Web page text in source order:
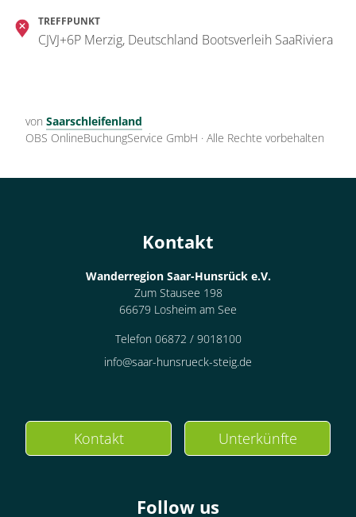
TREFFPUNKT
CJVJ+6P Merzig, Deutschland Bootsverleih SaaRiviera
von Saarschleifenland
OBS OnlineBuchungService GmbH · Alle Rechte vorbehalten
Kontakt
Wanderregion Saar-Hunsrück e.V.
Zum Stausee 198
66679 Losheim am See
Telefon 06872 / 9018100
info@saar-hunsrueck-steig.de
Kontakt Unterkünfte
Follow us